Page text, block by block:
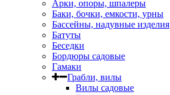
Арки, опоры, шпалеры
Баки, бочки, емкости, урны
Бассейны, надувные изделия
Батуты
Беседки
Бордюры садовые
Гамаки
Грабли, вилы
Вилы садовые